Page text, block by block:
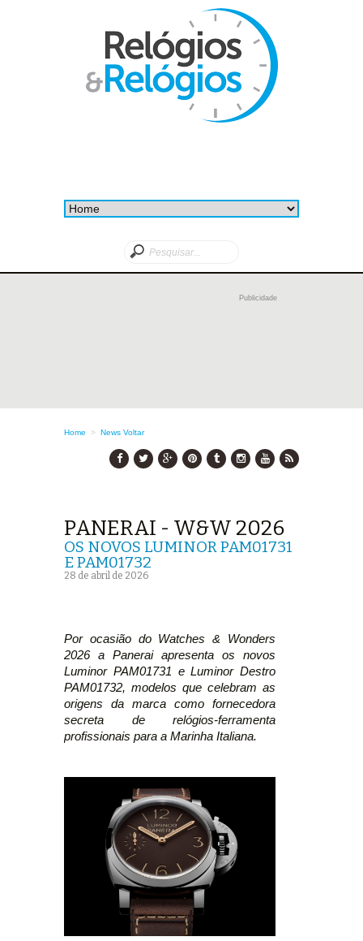
Publicidade
Home > News Voltar
PANERAI - W&W 2026
OS NOVOS LUMINOR PAM01731
E PAM01732
28 de abril de 2026
Por ocasião do Watches & Wonders
2026 a Panerai apresenta os novos
Luminor PAM01731 e Luminor Destro
PAM01732, modelos que celebram as
origens da marca como fornecedora
secreta de relógios-ferramenta
profissionais para a Marinha Italiana.